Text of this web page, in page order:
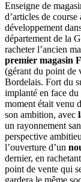
Enseigne de
d’articles de
développement
département de la
racheter l’ancien
premier magasin
(gérant du point de
Bordelais. Fort du
implanté en face
moment était venu
son ambition, avec
un rayonnement
perspective
l’ouverture d’un
dernier, en
point de vente qui